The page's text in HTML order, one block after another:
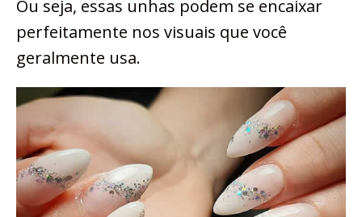
Ou seja, essas unhas podem se encaixar
perfeitamente nos visuais que você
geralmente usa.